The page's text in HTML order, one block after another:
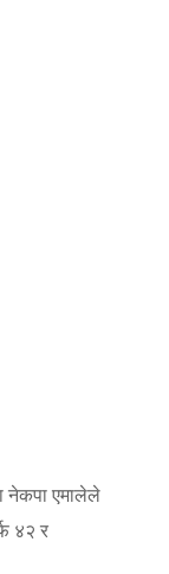
नेकपा एमालेले
४२ र